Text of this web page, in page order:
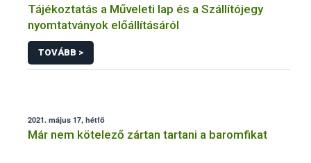
Tájékoztatás a Műveleti lap és a Szállítójegy
nyomtatványok előállításáról
TOVÁBB >
2021. május 17, hétfő
Már nem kötelező zártan tartani a baromfikat